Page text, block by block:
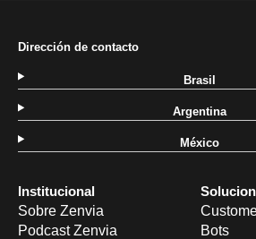
Institucional
Sobre Zenvia
Podcast Zenvia
Bots
Dirección de contacto
Brasil
Argentina
México